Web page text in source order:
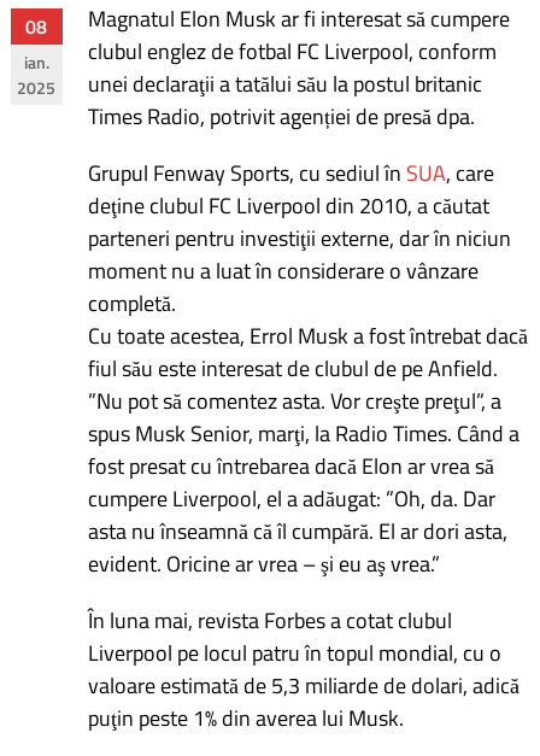
08
ian.
2025
Magnatul Elon Musk ar fi interesat să cumpere
clubul englez de fotbal FC Liverpool, conform
unei declaraţii a tatălui său la postul britanic
Times Radio, potrivit agenției de presă dpa.
Grupul Fenway Sports, cu sediul în SUA, care
deţine clubul FC Liverpool din 2010, a căutat
parteneri pentru investiţii externe, dar în niciun
moment nu a luat în considerare o vânzare
completă.
Cu toate acestea, Errol Musk a fost întrebat dacă
fiul său este interesat de clubul de pe Anfield.
”Nu pot să comentez asta. Vor creşte preţul”, a
spus Musk Senior, marţi, la Radio Times. Când a
fost presat cu întrebarea dacă Elon ar vrea să
cumpere Liverpool, el a adăugat: ”Oh, da. Dar
asta nu înseamnă că îl cumpără. El ar dori asta,
evident. Oricine ar vrea – şi eu aş vrea.”
În luna mai, revista Forbes a cotat clubul
Liverpool pe locul patru în topul mondial, cu o
valoare estimată de 5,3 miliarde de dolari, adică
puţin peste 1% din averea lui Musk.
Navigare
în
articole